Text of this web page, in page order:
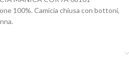
100%. Camicia chiusa con bottoni,